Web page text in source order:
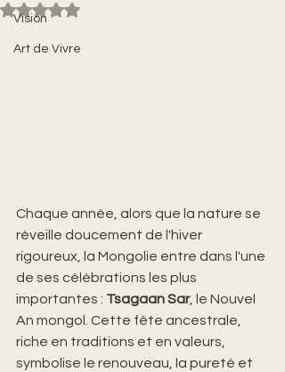
Vision
Art de Vivre
Noté NaN étoiles sur 5.
Chaque année, alors que la nature se
réveille doucement de l'hiver
rigoureux, la Mongolie entre dans l'une
de ses célébrations les plus
importantes : Tsagaan Sar, le Nouvel
An mongol. Cette fête ancestrale,
riche en traditions et en valeurs,
symbolise le renouveau, la pureté et